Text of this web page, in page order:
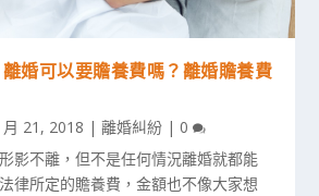
婚可以要贍養費嗎？離婚贍養費
月 21, 2018 |離婚糾紛 | 0
影不離，但不是任何情況離婚就都能
律所定的贍養費，金額也不像大家想